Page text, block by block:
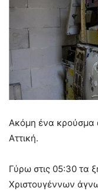
Ακόμη ένα κρούσμα
Αττική.
Γύρω στις 05:30 τα
Χριστουγέννων